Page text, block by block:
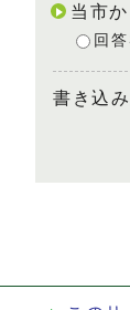
当市
回
書き込